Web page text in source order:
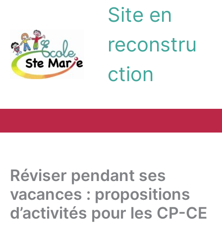
contenu
Site en
reconstru
ction
Réviser pendant ses
vacances : propositions
d’activités pour les CP-CE